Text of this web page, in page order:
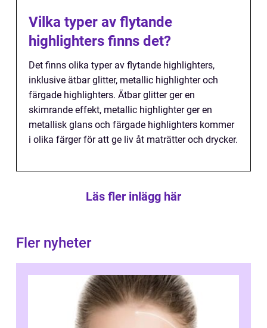
Vilka typer av flytande
highlighters finns det?
Det finns olika typer av flytande highlighters,
inklusive ätbar glitter, metallic highlighter och
färgade highlighters. Ätbar glitter ger en
skimrande effekt, metallic highlighter ger en
metallisk glans och färgade highlighters kommer
i olika färger för att ge liv åt maträtter och drycker.
Läs fler inlägg här
Fler nyheter